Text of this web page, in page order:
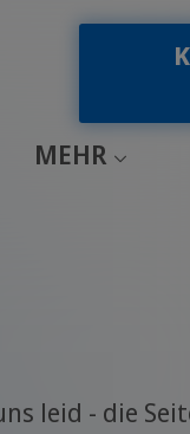
MEHR
leid - die